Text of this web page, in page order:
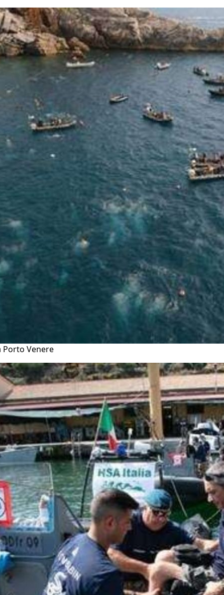
Porto Venere